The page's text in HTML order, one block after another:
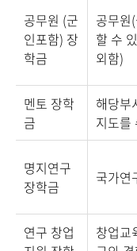
공무원 (군
인포함) 장
학금
공무원
할 수
외함)
멘토 장학
금
해당부
지도를
명지연구
장학금
국가연
연구 창업
창업교